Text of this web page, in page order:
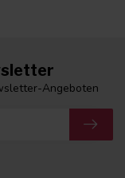
Angeboten